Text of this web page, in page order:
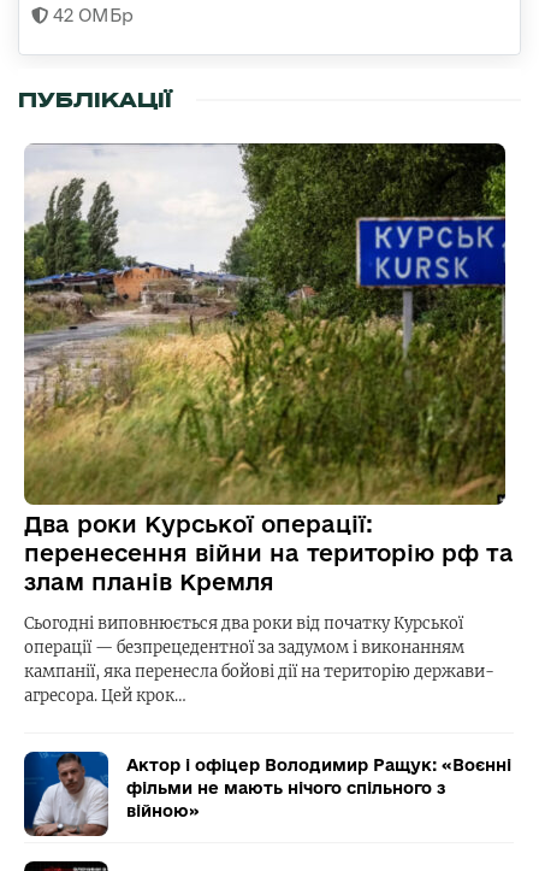
42 ОМБр
ПУБЛІКАЦІЇ
Два роки Курської операції:
перенесення війни на територію рф та
злам планів Кремля
Сьогодні виповнюється два роки від початку Курської
операції — безпрецедентної за задумом і виконанням
кампанії, яка перенесла бойові дії на територію держави-
агресора. Цей крок…
Актор і офіцер Володимир Ращук: «Воєнні
фільми не мають нічого спільного з
війною»